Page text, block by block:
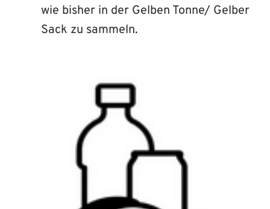
wie bisher in der Gelben Tonne/ Gelber
Sack zu sammeln.